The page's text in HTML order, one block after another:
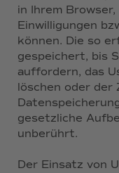
in Ihrem
Einwilligungen
können. Die so
gespeichert, bis
auffordern, das
löschen oder der
gesetzliche
unberührt.
Der Einsatz von